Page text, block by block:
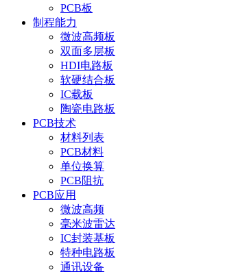
PCB板
制程能力
微波高频板
双面多层板
HDI电路板
软硬结合板
IC载板
陶瓷电路板
PCB技术
材料列表
PCB材料
单位换算
PCB阻抗
PCB应用
微波高频
毫米波雷达
IC封装基板
特种电路板
通讯设备